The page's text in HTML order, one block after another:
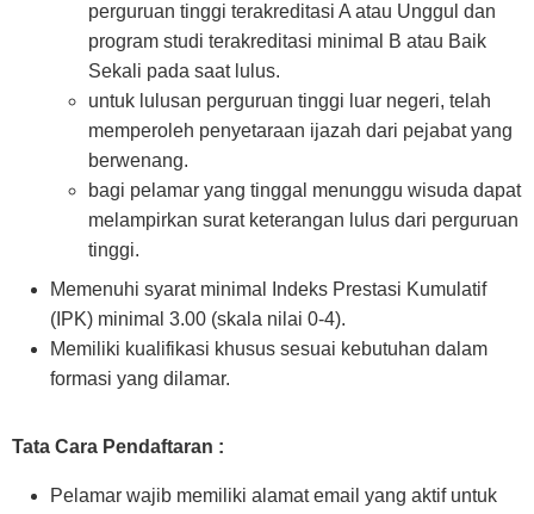
perguruan tinggi terakreditasi A atau Unggul dan
program studi terakreditasi minimal B atau Baik
Sekali pada saat lulus.
untuk lulusan perguruan tinggi luar negeri, telah
memperoleh penyetaraan ijazah dari pejabat yang
berwenang.
bagi pelamar yang tinggal menunggu wisuda dapat
melampirkan surat keterangan lulus dari perguruan
tinggi.
Memenuhi syarat minimal Indeks Prestasi Kumulatif
(IPK) minimal 3.00 (skala nilai 0-4).
Memiliki kualifikasi khusus sesuai kebutuhan dalam
formasi yang dilamar.
Tata Cara Pendaftaran :
Pelamar wajib memiliki alamat email yang aktif untuk